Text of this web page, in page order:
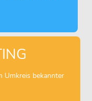
Umkreis bekannter